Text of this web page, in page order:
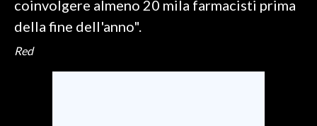
coinvolgere almeno 20 mila farmacisti prima
della fine dell'anno".
Red